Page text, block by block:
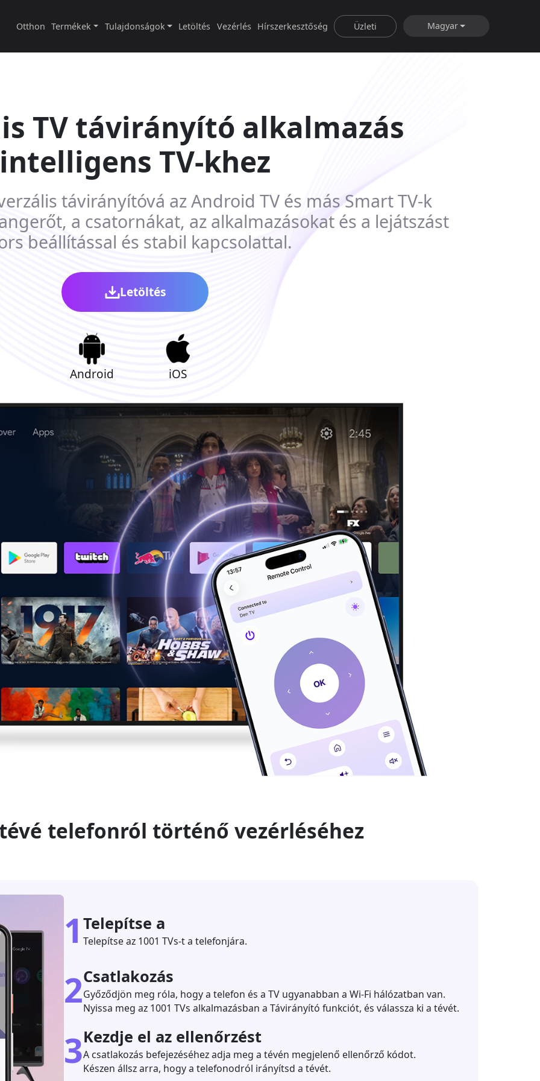
Otthon Termékek Tulajdonságok Letöltés Vezérlés Hírszerkesztőség Üzleti Magyar
TV távirányító alkalmazás
intelligens TV-khez
távirányítóvá az Android TV és más Smart TV-k
a csatornákat, az alkalmazásokat és a lejátszást
beállítással és stabil kapcsolattal.
Letöltés
Android iOS
telefonról történő vezérléséhez
1 Telepítse a
Telepítse az 1001 TVs-t a telefonjára.
2Csatlakozás
Győződjön meg róla, hogy a telefon és a TV ugyanabban a Wi-Fi hálózatban van.
Nyissa meg az 1001 TVs alkalmazásban a Távirányító funkciót, és válassza ki a tévét.
3Kezdje el az ellenőrzést
A csatlakozás befejezéséhez adja meg a tévén megjelenő ellenőrző kódot.
Készen állsz arra, hogy a telefonodról irányítsd a tévét.